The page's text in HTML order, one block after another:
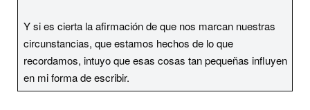
Y si es cierta la afirmación de que nos marcan nuestras
circunstancias, que estamos hechos de lo que
recordamos, intuyo que esas cosas tan pequeñas influyen
en mi forma de escribir.